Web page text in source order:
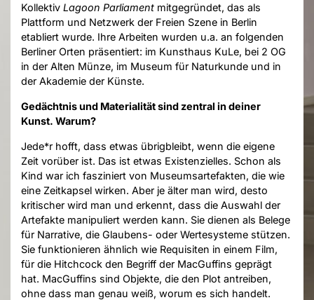
KollektivLagoon Parliament mitgegründet, das als
Plattform und Netzwerk der Freien Szene in Berlin
etabliert wurde. Ihre Arbeiten wurden u.a. an folgenden
Berliner Orten präsentiert: im Kunsthaus KuLe, bei 2 OG
in der Alten Münze, im Museum für Naturkunde und in
der Akademie der Künste.
Gedächtnis und Materialität sind zentral in deiner
Kunst. Warum?
Jede*r hofft, dass etwas übrigbleibt, wenn die eigene
Zeit vorüber ist. Das ist etwas Existenzielles. Schon als
Kind war ich fasziniert von Museumsartefakten, die wie
eine Zeitkapsel wirken. Aber je älter man wird, desto
kritischer wird man und erkennt, dass die Auswahl der
Artefakte manipuliert werden kann. Sie dienen als Belege
für Narrative, die Glaubens- oder Wertesysteme stützen.
Sie funktionieren ähnlich wie Requisiten in einem Film,
für die Hitchcock den Begriff der MacGuffins geprägt
hat. MacGuffins sind Objekte, die den Plot antreiben,
ohne dass man genau weiß, worum es sich handelt.